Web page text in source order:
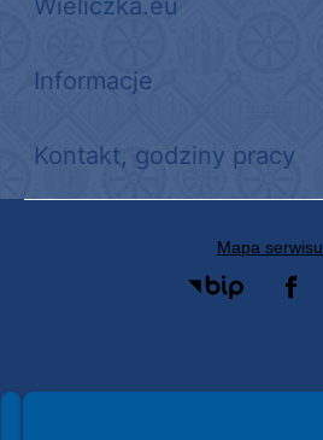
Wieliczka.eu
Informacje
Kontakt, godziny pracy
Mapa serwisu
Spełniamy standardy WCAG 2.2
Spełniamy standardy W3C